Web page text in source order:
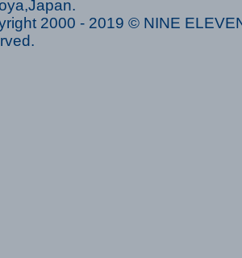
2000 - 2019 © NINE